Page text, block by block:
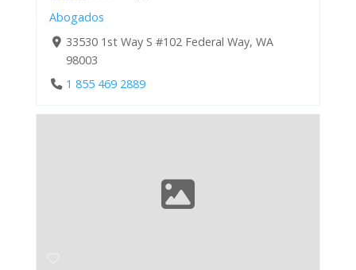
Abogados
33530 1st Way S #102 Federal Way, WA
98003
1 855 469 2889